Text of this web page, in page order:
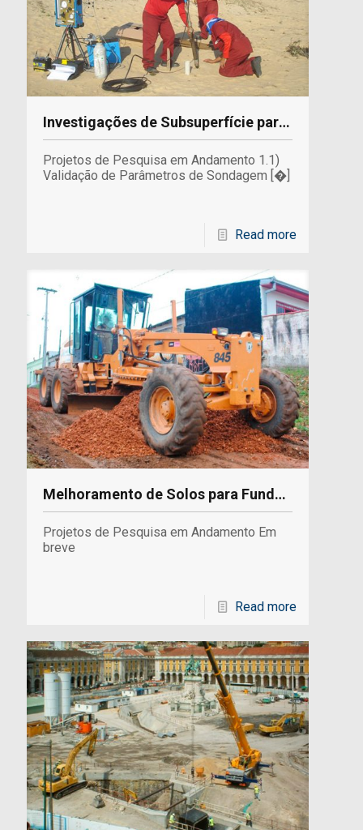
Investigações de Subsuperfície para Otimização de Projetos de Engenharia
Projetos de Pesquisa em Andamento 1.1)
Validação de Parâmetros de Sondagem [�]
Read more
Melhoramento de Solos para Fundações e Vias
Projetos de Pesquisa em Andamento Em
breve
Read more